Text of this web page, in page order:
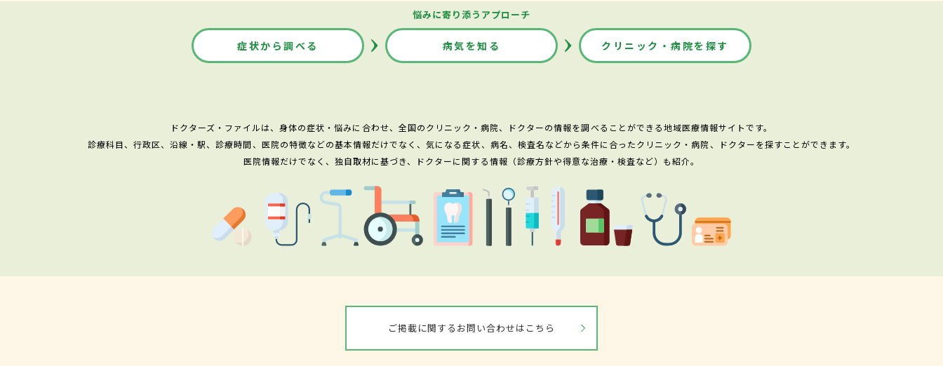
悩みに寄り添うアプローチ
症状から調べる 病気を知る クリニック・病院を探す
ドクターズ・ファイルは、身体の症状・悩みに合わせ、全国のクリニック・病院、ドクターの情報を調べることができる地域医療情報サイトです。
診療科目、行政区、沿線・駅、診療時間、医院の特徴などの基本情報だけでなく、気になる症状、病名、検査名などから条件に合ったクリニック・病院、ドクターを探すことができます。
医院情報だけでなく、独自取材に基づき、ドクターに関する情報（診療方針や得意な治療・検査など）も紹介。
ご掲載に関するお問い合わせはこちら